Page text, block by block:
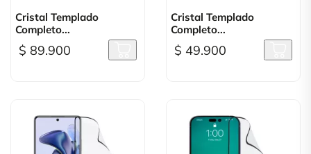
Cristal Templado
Completo...
$ 89.900
Cristal Templado
Completo...
$ 49.900